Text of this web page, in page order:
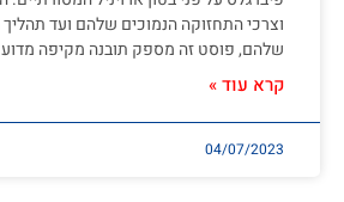
וצרכי התחזוקה הנמוכים שלהם ועד
שלהם, פוסט זה מספק תובנה מקיפה מדוע
קרא עוד »
04/07/2023